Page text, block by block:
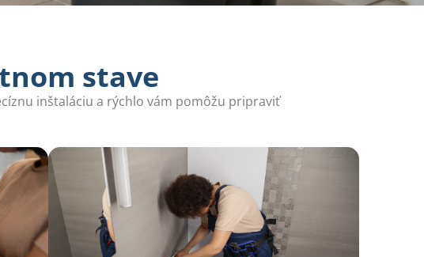
stave
inštaláciu a rýchlo vám pomôžu pripraviť